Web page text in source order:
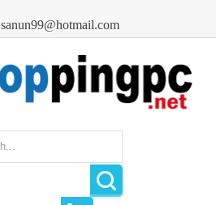
sanun99@hotmail.com